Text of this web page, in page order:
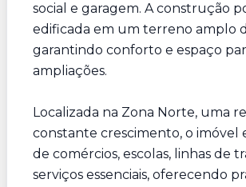
social e garagem. A construção
edificada em um terreno amplo
garantindo conforto e espaço
ampliações.
Localizada na Zona Norte, uma
constante crescimento, o imóvel
de comércios, escolas, linhas de
serviços essenciais, oferecendo